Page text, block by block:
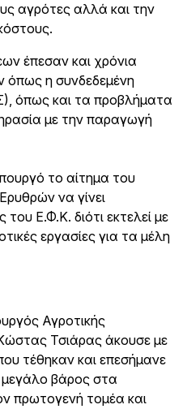
αγρότες αλλά και την
έπεσαν και χρόνια
η συνδεδεμένη
όπως και τα προβλήματα
με την παραγωγή
το αίτημα του
να γίνει
του Ε.Φ.Κ. διότι εκτελεί με
εργασίες για τα μέλη
Αγροτικής
Τσιάρας άκουσε με
τέθηκαν και επεσήμανε
μεγάλο βάρος στα
πρωτογενή τομέα και